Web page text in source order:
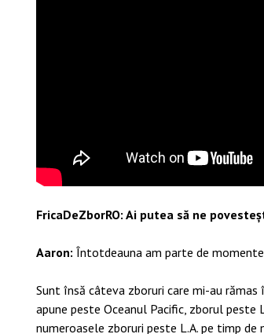
FricaDeZborRO: Ai putea să ne
Aaron: Întotdeauna am parte de
Sunt însă câteva zboruri care mi-au
apune peste Oceanul Pacific, zborul
numeroasele zboruri peste L.A. pe timp